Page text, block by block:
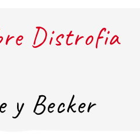
Distrofia
y Becker